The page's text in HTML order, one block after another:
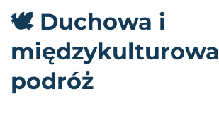
🕊Duchowa i
międzykulturowa
podróż